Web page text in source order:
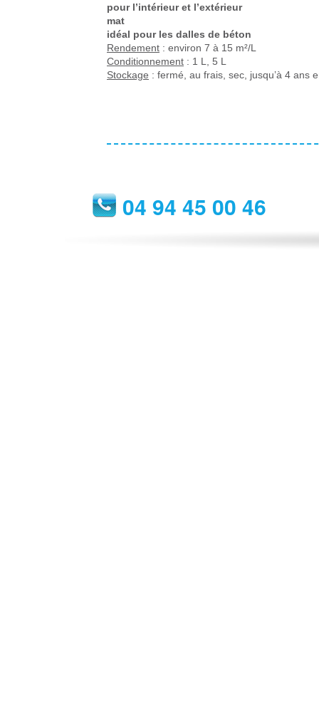
pour l’intérieur et l’extérieur
mat
idéal pour les dalles de béton
Rendement : environ 7 à 15 m²/L
Conditionnement : 1 L, 5 L
Stockage : fermé, au frais, sec, jusqu’à 4 ans
04 94 45 00 46